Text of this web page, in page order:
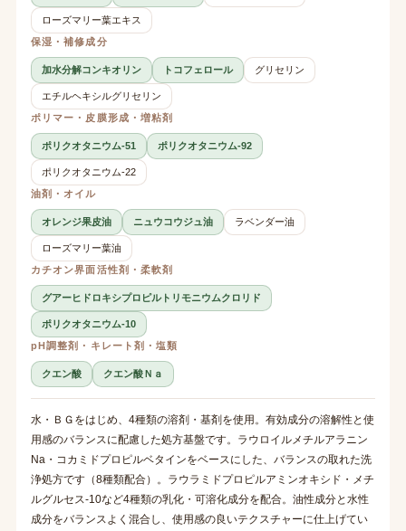
ローズマリー葉エキス
保湿・補修成分
加水分解コンキオリン トコフェロール グリセリン
エチルヘキシルグリセリン
ポリマー・皮膜形成・増粘剤
ポリクオタニウム-51 ポリクオタニウム-92
ポリクオタニウム-22
油剤・オイル
オレンジ果皮油 ニュウコウジュ油 ラベンダー油
ローズマリー葉油
カチオン界面活性剤・柔軟剤
グアーヒドロキシプロピルトリモニウムクロリド
ポリクオタニウム-10
pH調整剤・キレート剤・塩類
クエン酸 クエン酸Ｎａ
水・ＢＧをはじめ、4種類の溶剤・基剤を使用。有効成分の溶解性と使
用感のバランスに配慮した処方基盤です。ラウロイルメチルアラニン
Na・コカミドプロピルベタインをベースにした、バランスの取れた洗
浄処方です（8種類配合）。ラウラミドプロピルアミンオキシド・メチ
ルグルセス-10など4種類の乳化・可溶化成分を配合。油性成分と水性
成分をバランスよく混合し、使用感の良いテクスチャーに仕上げてい